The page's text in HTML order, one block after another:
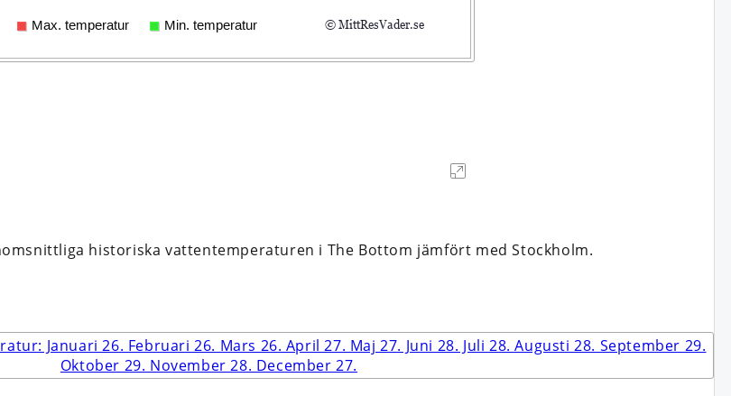
historiska vattentemperaturen i The Bottom jämfört med Stockholm.